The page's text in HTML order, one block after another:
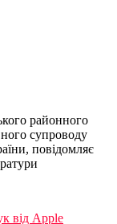
районного
супроводу
повідомляє
від Apple